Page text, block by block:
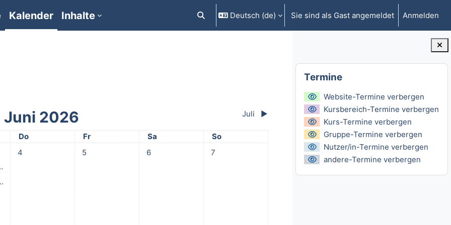
Kalender Inhalte Sucheingabe umschalten
Deutsch ‎(de)‎ Sie sind als Gast angemeldet Anmelden
Blöcke
Termine überspringen
Termine
Website-Termine verbergen
Kursbereich-Termine verbergen
Kurs-Termine verbergen
Gruppe-Termine verbergen
Nutzer/in-Termine verbergen
andere-Termine verbergen
Juni 2026 Juli ▶︎
Donnerstag
Do Freitag
Fr Samstag
Sa Sonntag
So
3. Juni
Keine Termine, Donnerstag, 4. Juni
4 Keine Termine, Freitag, 5. Juni
5 Keine Termine, Samstag, 6. Juni
6 Keine Termine, Sonntag, 7. Juni
7